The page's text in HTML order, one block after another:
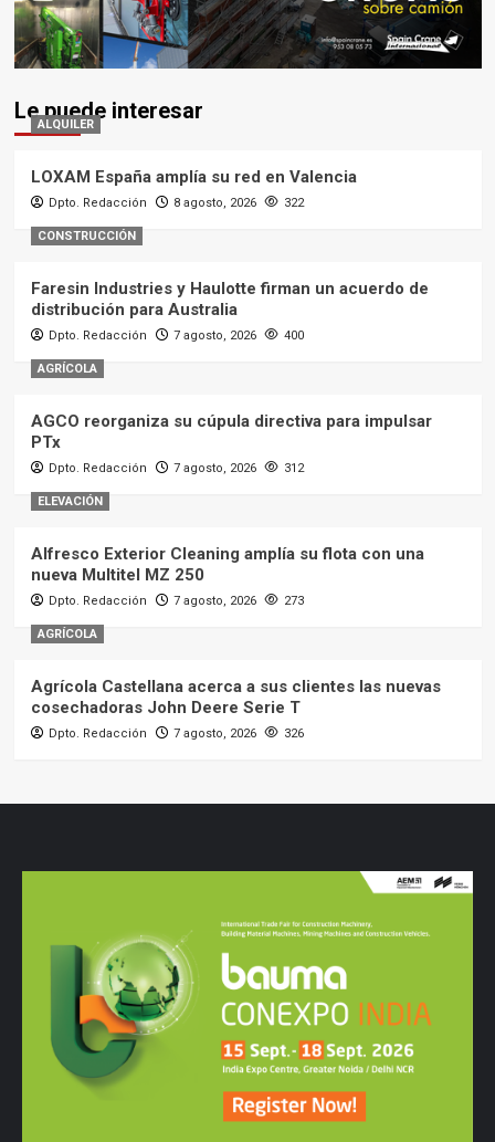
Le puede interesar
ALQUILER
LOXAM España amplía su red en Valencia
Dpto. Redacción 8 agosto, 2026 322
CONSTRUCCIÓN
Faresin Industries y Haulotte firman un acuerdo de
distribución para Australia
Dpto. Redacción 7 agosto, 2026 400
AGRÍCOLA
AGCO reorganiza su cúpula directiva para impulsar
PTx
Dpto. Redacción 7 agosto, 2026 312
ELEVACIÓN
Alfresco Exterior Cleaning amplía su flota con una
nueva Multitel MZ 250
Dpto. Redacción 7 agosto, 2026 273
AGRÍCOLA
Agrícola Castellana acerca a sus clientes las nuevas
cosechadoras John Deere Serie T
Dpto. Redacción 7 agosto, 2026 326